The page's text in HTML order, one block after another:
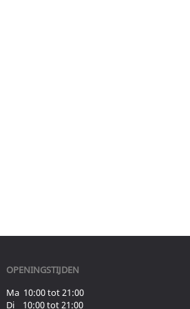
OPENINGSTIJDEN
Ma 10:00 tot 21:00
Di 10:00 tot 21:00